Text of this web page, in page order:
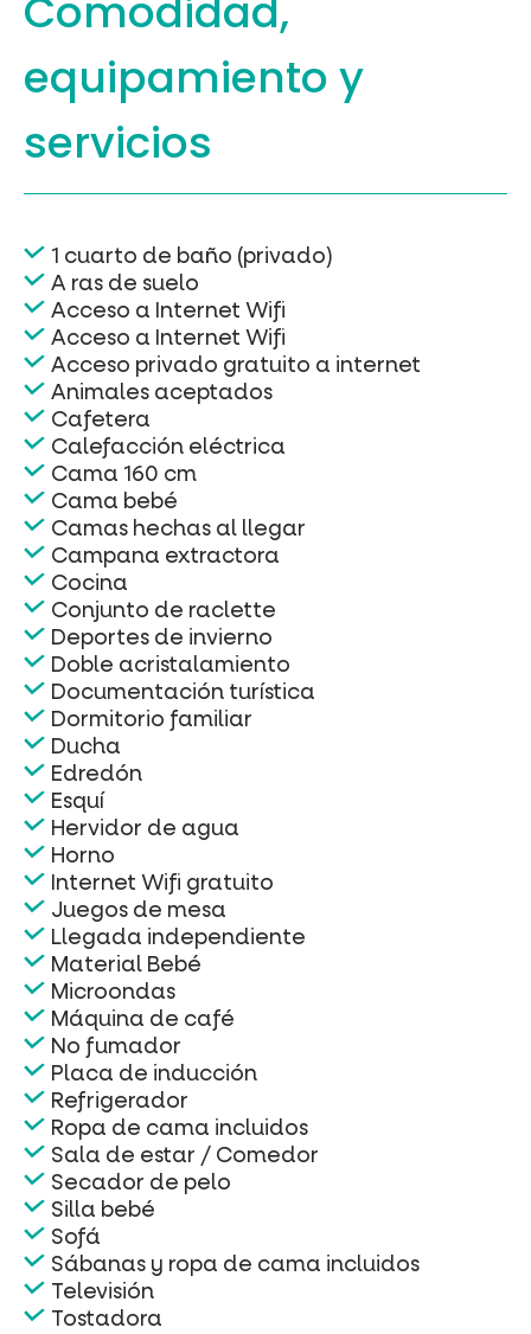
equipamientoy
servicios
1 cuarto de baño (privado)
A ras de suelo
Acceso a Internet Wifi
Acceso a Internet Wifi
Acceso privado gratuito a internet
Animales aceptados
Cafetera
Calefacción eléctrica
Cama 160 cm
Cama bebé
Camas hechas al llegar
Campana extractora
Cocina
Conjunto de raclette
Deportes de invierno
Doble acristalamiento
Documentación turística
Dormitorio familiar
Ducha
Edredón
Esquí
Hervidor de agua
Horno
Internet Wifi gratuito
Juegos de mesa
Llegada independiente
Material Bebé
Microondas
Máquina de café
No fumador
Placa de inducción
Refrigerador
Ropa de cama incluidos
Sala de estar / Comedor
Secador de pelo
Silla bebé
Sofá
Sábanas y ropa de cama incluidos
Televisión
Tostadora